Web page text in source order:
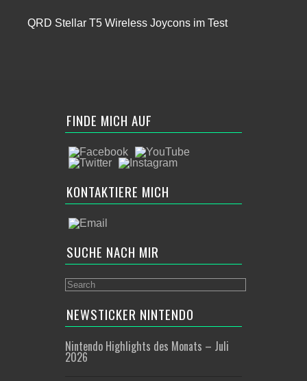
QRD Stellar T5 Wireless Joycons im Test
FINDE MICH AUF
KONTAKTIERE MICH
SUCHE NACH MIR
NEWSTICKER NINTENDO
Nintendo Highlights des Monats – Juli
2026